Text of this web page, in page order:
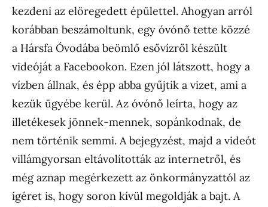
kezdeni az elöregedett épülettel. Ahogyan arról
korábban beszámoltunk, egy óvónő tette közzé
a Hársfa Óvodába beömlő esővízről készült
videóját a Facebookon. Ezen jól látszott, hogy a
vízben állnak, és épp abba gyűjtik a vizet, ami a
kezük ügyébe kerül. Az óvónő leírta, hogy az
illetékesek jönnek-mennek, sopánkodnak, de
nem történik semmi. A bejegyzést, majd a videót
villámgyorsan eltávolították az internetről, és
még aznap megérkezett az önkormányzattól az
ígéret is, hogy soron kívül megoldják a bajt. A